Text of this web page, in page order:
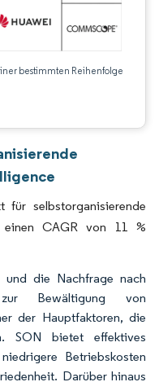
bestimmten Reihenfolge
selbstorganisierende
einen CAGR von 11 %
und die Nachfrage nach
Bewältigung von
der Hauptfaktoren, die
SON bietet effektives
Betriebskosten
Darüber hinaus